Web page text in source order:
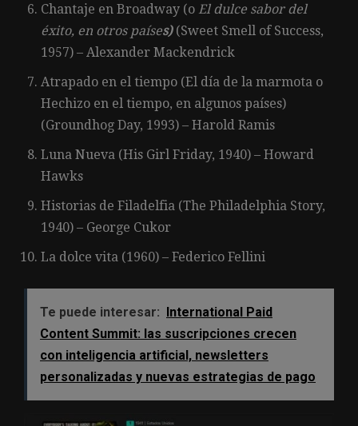
Chantaje en Broadway (o El dulce sabor del
éxito, en otros países) (Sweet Smell of Success,
1957) – Alexander Mackendrick
Atrapado en el tiempo (El día de la marmota o
Hechizo en el tiempo, en algunos países)
(Groundhog Day, 1993) – Harold Ramis
Luna Nueva (His Girl Friday, 1940) – Howard
Hawks
Historias de Filadelfia (The Philadelphia Story,
1940) – George Cukor
La dolce vita (1960) – Federico Fellini
Te puede interesar: International Paid
Content Summit: las suscripciones crecen
con inteligencia artificial, newsletters
personalizadas y nuevas estrategias de pago